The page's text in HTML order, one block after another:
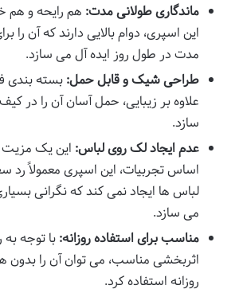
ماندگاری طولانی مدت: هم رایحه و
این اسپری، دوام بالایی دارند که آن را
مدت در طول روز ایده آل می سازد.
طراحی شیک و قابل حمل: بسته بندی
علاوه بر زیبایی، حمل آسان آن را در
سازد.
عدم ایجاد لک روی لباس: این یک
اساس تجربیات، این اسپری معمولاً رد
لباس ها ایجاد نمی کند که نگرانی
می سازد.
مناسب برای استفاده روزانه: با توجه به
اثربخشی مناسب، می توان آن را
روزانه استفاده کرد.